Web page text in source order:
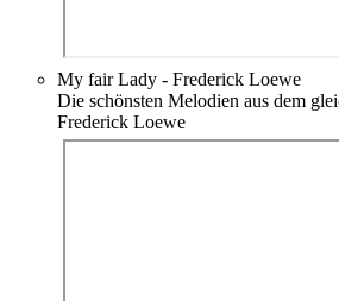
My fair Lady - Frederick Loewe
Die schönsten Melodien aus dem
Frederick Loewe